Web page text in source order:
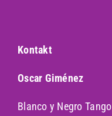
Kontakt
Oscar Giménez
Blanco y Negro Tango